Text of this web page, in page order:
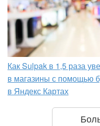
Как Sulpak в 1,5 раза
в магазины с помощью
в Яндекс Картах